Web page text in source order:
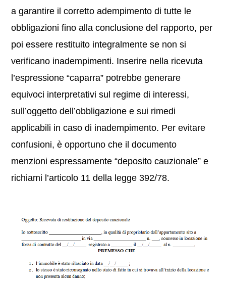
a garantire il corretto adempimento di tutte le
obbligazioni fino alla conclusione del rapporto, per
poi essere restituito integralmente se non si
verificano inadempimenti. Inserire nella ricevuta
l’espressione “caparra” potrebbe generare
equivoci interpretativi sul regime di interessi,
sull’oggetto dell’obbligazione e sui rimedi
applicabili in caso di inadempimento. Per evitare
confusioni, è opportuno che il documento
menzioni espressamente “deposito cauzionale” e
richiami l’articolo 11 della legge 392/78.